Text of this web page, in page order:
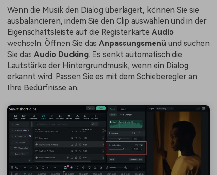
Wenn die Musik den Dialog überlagert, können Sie sie
ausbalancieren, indem Sie den Clip auswählen und in der
Eigenschaftsleiste auf die Registerkarte Audio
wechseln. Öffnen Sie das Anpassungsmenü und suchen
Sie das Audio Ducking. Es senkt automatisch die
Lautstärke der Hintergrundmusik, wenn ein Dialog
erkannt wird. Passen Sie es mit dem Schieberegler an
Ihre Bedürfnisse an.